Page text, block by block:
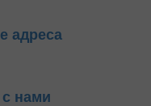
адреса
нами